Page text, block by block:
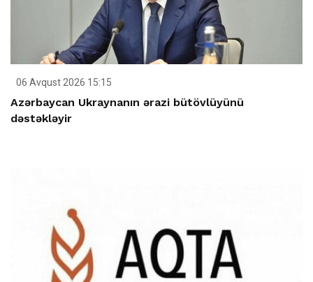
06 Avqust 2026 15:15
Azərbaycan Ukraynanın ərazi bütövlüyünü
dəstəkləyir